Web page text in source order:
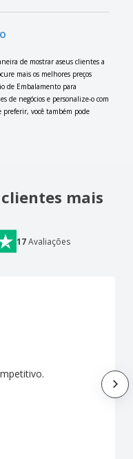
de mostrar aseus clientes a
mais os melhores preços
de Embalamento para
de negócios e personalize-o com
você também pode
clientes mais
17Avaliações
preço competitivo.